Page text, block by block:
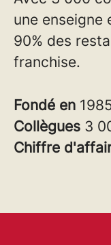
une enseigne
90% des
franchise.
Fondé en
Collègues 3
Chiffre